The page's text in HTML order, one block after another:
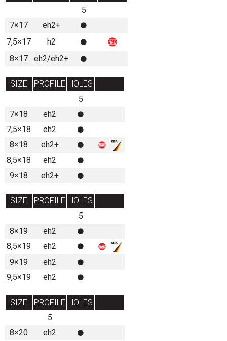
5
7×17
eh2+
7,5×17
h2
8×17
eh2/eh2+
SIZE PROFILE HOLES
5
7×18
eh2
7,5×18
eh2
8×18
eh2+
8,5×18
eh2
9×18
eh2+
SIZE PROFILE HOLES
5
8×19
eh2
8,5×19
eh2
9×19
eh2
9,5×19
eh2
SIZE PROFILE HOLES
5
8×20
eh2